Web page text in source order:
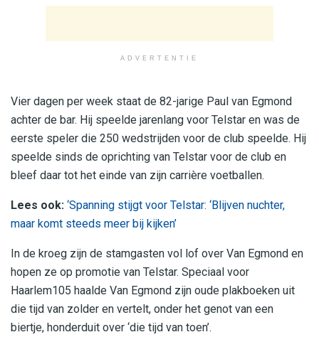
ADVERTENTIE
Vier dagen per week staat de 82-jarige Paul van Egmond
achter de bar. Hij speelde jarenlang voor Telstar en was de
eerste speler die 250 wedstrijden voor de club speelde. Hij
speelde sinds de oprichting van Telstar voor de club en
bleef daar tot het einde van zijn carrière voetballen.
Lees ook: ‘Spanning stijgt voor Telstar: ‘Blijven nuchter,
maar komt steeds meer bij kijken’
In de kroeg zijn de stamgasten vol lof over Van Egmond en
hopen ze op promotie van Telstar. Speciaal voor
Haarlem105 haalde Van Egmond zijn oude plakboeken uit
die tijd van zolder en vertelt, onder het genot van een
biertje, honderduit over ‘die tijd van toen’.